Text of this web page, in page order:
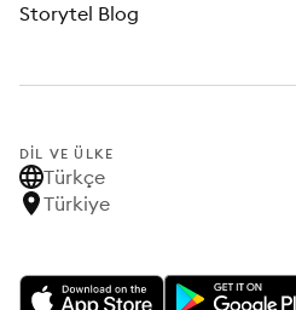
Storytel Blog
DIL VE ÜLKE
Türkçe
Türkiye